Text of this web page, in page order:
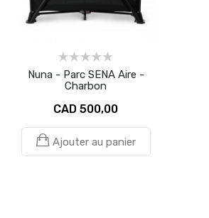
Nuna - Parc SENA Aire -
Charbon
CAD 500,00
Ajouter au panier